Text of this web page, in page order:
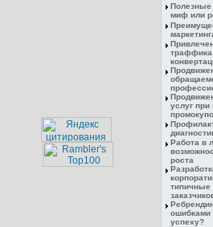
Полезные
миф или
траффика
услуг
Работа в
роста
типичные
ошибками
успеху?